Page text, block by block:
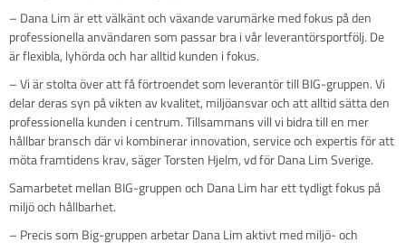
– Dana Lim är ett välkänt och växande varumärke med fokus på den
professionella användaren som passar bra i vår leverantörsportfölj. De
är flexibla, lyhörda och har alltid kunden i fokus.
– Vi är stolta över att få förtroendet som leverantör till BIG-gruppen. Vi
delar deras syn på vikten av kvalitet, miljöansvar och att alltid sätta den
professionella kunden i centrum. Tillsammans vill vi bidra till en mer
hållbar bransch där vi kombinerar innovation, service och expertis för att
möta framtidens krav, säger Torsten Hjelm, vd för Dana Lim Sverige.
Samarbetet mellan BIG-gruppen och Dana Lim har ett tydligt fokus på
miljö och hållbarhet.
– Precis som Big-gruppen arbetar Dana Lim aktivt med miljö- och